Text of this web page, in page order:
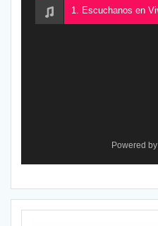
Powered by